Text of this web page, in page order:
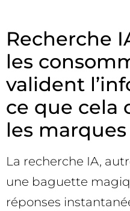
Recherche
les
valident
ce que cela
les marques
La recherche IA,
une baguette
réponses